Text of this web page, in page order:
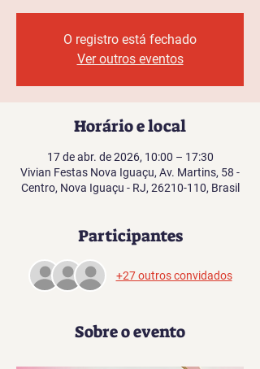
O registro está fechado
Ver outros eventos
Horário e local
17 de abr. de 2026, 10:00 – 17:30
Vivian Festas Nova Iguaçu, Av. Martins, 58 -
Centro, Nova Iguaçu - RJ, 26210-110, Brasil
Participantes
+27 outros convidados
Sobre o evento